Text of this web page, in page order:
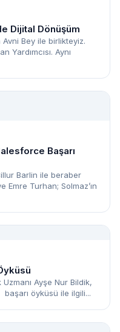
Dijital Dönüşüm
Bey ile birlikteyiz.
Yardımcısı. Aynı
Başarı
Barlin ile beraber
Turhan; Solmaz’ın
Ayşe Nur Bildik,
başarı öyküsü ile ilgili...